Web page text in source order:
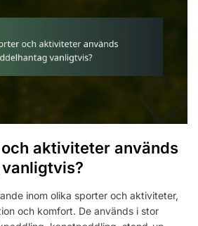
aktiviteter används
inom olika sporter och aktiviteter,
och komfort. De används i stor